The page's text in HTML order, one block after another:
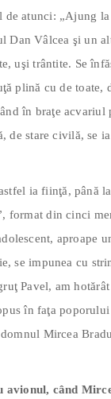
de atunci: „Ajung
Dan Vâlcea şi un
uşi trântite. Se
plină cu de toate,
în braţe acvariul
de stare civilă, se
ia fiinţă, până
format din cinci
aproape
se impunea cu
Pavel, am
în faţa poporului
Mircea
avionul, când